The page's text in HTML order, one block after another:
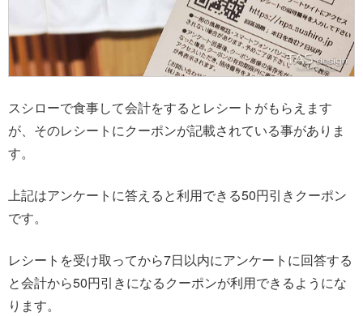
スシローで食事して会計をするとレシートがもらえます
が、そのレシートにクーポンが記載されている事がありま
す。
上記はアンケートに答えると利用できる50円引きクーポン
です。
レシートを受け取ってから7日以内にアンケートに回答する
と会計から50円引きになるクーポンが利用できるようにな
ります。